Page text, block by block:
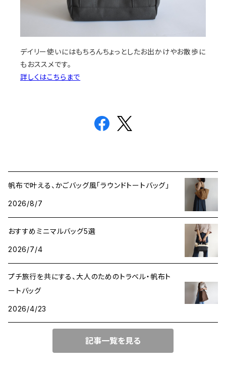
デイリー使いにはもちろんちょっとしたお出かけやお散歩に
もおススメです。
詳しくはこちらまで
帆布で叶える、かごバッグ風「ラウンドトートバッグ」
2026/8/7
おすすめミニマルバッグ5選
2026/7/4
プチ旅行を共にする、大人のためのトラベル・帆布ト
ートバッグ
2026/4/23
記事一覧を見る